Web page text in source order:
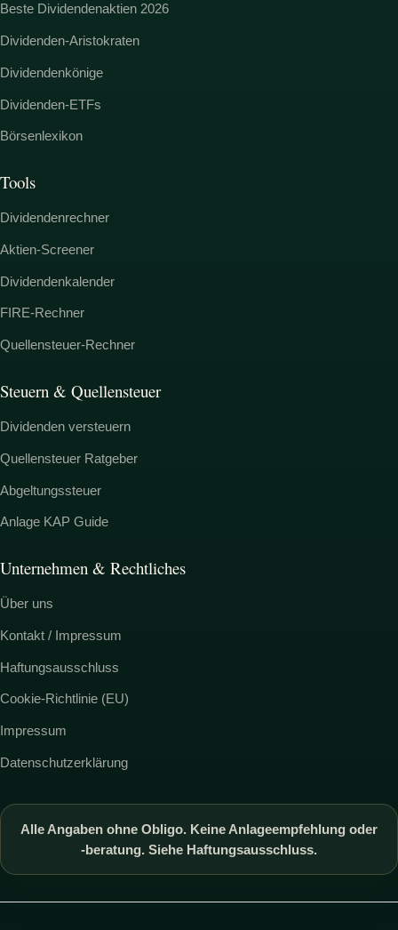
Beste Dividendenaktien 2026
Dividenden-Aristokraten
Dividendenkönige
Dividenden-ETFs
Börsenlexikon
Tools
Dividendenrechner
Aktien-Screener
Dividendenkalender
FIRE-Rechner
Quellensteuer-Rechner
Steuern & Quellensteuer
Dividenden versteuern
Quellensteuer Ratgeber
Abgeltungssteuer
Anlage KAP Guide
Unternehmen & Rechtliches
Über uns
Kontakt / Impressum
Haftungsausschluss
Cookie-Richtlinie (EU)
Impressum
Datenschutzerklärung
Alle Angaben ohne Obligo. Keine Anlageempfehlung oder
-beratung. Siehe Haftungsausschluss.